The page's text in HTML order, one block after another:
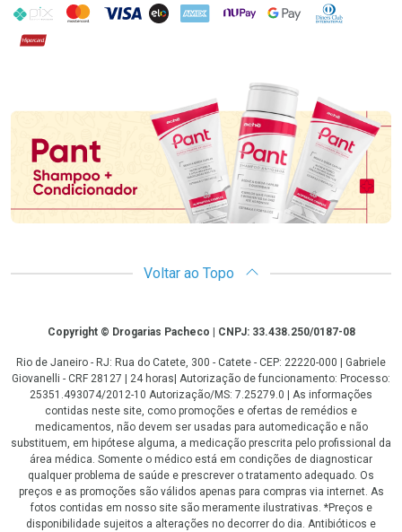
PIX MasterCard
VISA ELO AMEX NuPay Google PayDiners Club
Hipercard
Promoção em Destaque
Voltar ao Topo
CopyrightCopyright © Drogarias Pacheco | CNPJ: 33.438.250/0187-08
Rio de Janeiro - RJ: Rua do Catete, 300 - Catete - CEP: 22220-000 | Gabriele
Giovanelli - CRF 28127 | 24 horas| Autorização de funcionamento: Processo:
25351.493074/2012-10 Autorização/MS: 7.25279.0 | As informações
contidas neste site, como promoções e ofertas de remédios e
medicamentos, não devem ser usadas para automedicação e não
substituem, em hipótese alguma, a medicação prescrita pelo profissional da
área médica. Somente o médico está em condições de diagnosticar
qualquer problema de saúde e prescrever o tratamento adequado. Os
preços e as promoções são válidos apenas para compras via internet. As
fotos contidas em nosso site são meramente ilustrativas. *Preços e
disponibilidade sujeitos a alterações no decorrer do dia. Antibióticos e